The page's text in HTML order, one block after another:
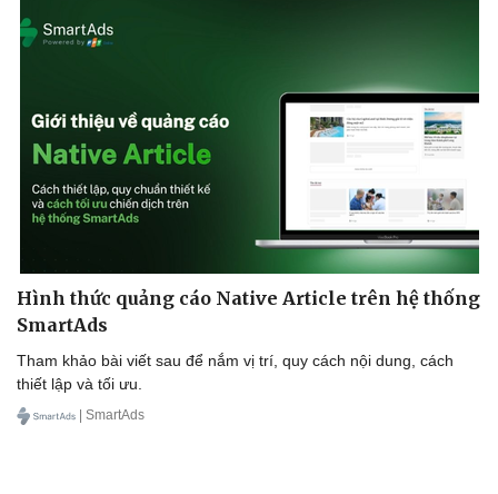
Hình thức quảng cáo Native Article trên hệ thống
SmartAds
Tham khảo bài viết sau để nắm vị trí, quy cách nội dung, cách
thiết lập và tối ưu.
| SmartAds